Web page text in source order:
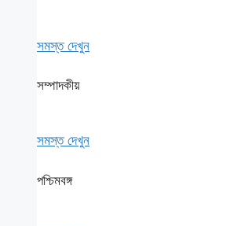
সমস্ত দেখুন
সম্পাদকীয়
সমস্ত দেখুন
পশ্চিমবঙ্গ